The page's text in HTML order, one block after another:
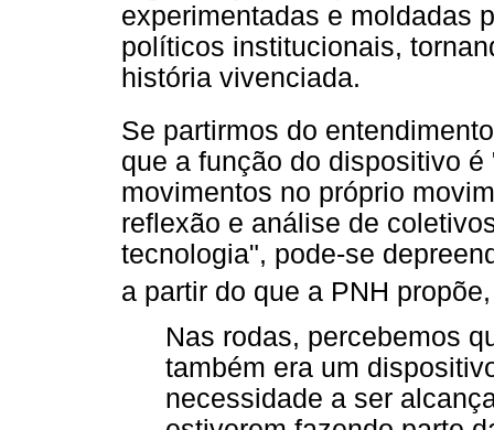
experimentadas e moldadas
políticos institucionais,
história vivenciada.
Se partirmos do
que a função do dispositivo
movimentos no próprio
reflexão e análise de
tecnologia", pode-se
a partir do que a PNH
Nas rodas, percebemos
também era um
necessidade a ser